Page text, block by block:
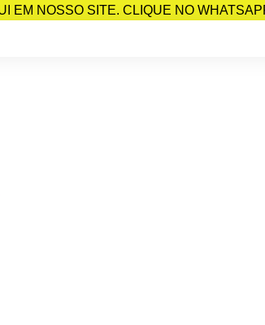
EM NOSSO SITE. CLIQUE NO